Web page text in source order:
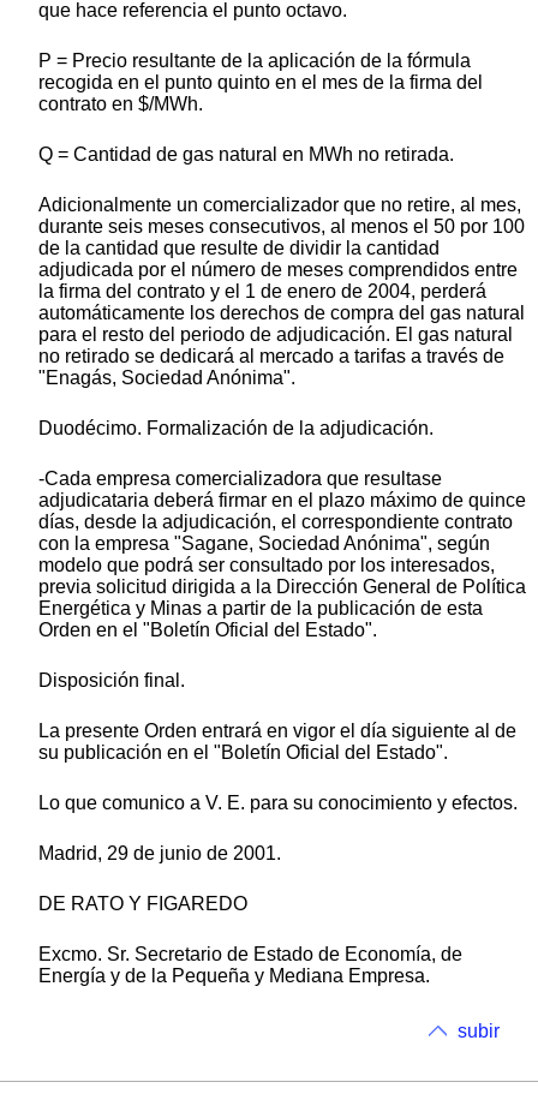
que hace referencia el punto octavo.
P = Precio resultante de la aplicación de la fórmula
recogida en el punto quinto en el mes de la firma del
contrato en $/MWh.
Q = Cantidad de gas natural en MWh no retirada.
Adicionalmente un comercializador que no retire, al mes,
durante seis meses consecutivos, al menos el 50 por 100
de la cantidad que resulte de dividir la cantidad
adjudicada por el número de meses comprendidos entre
la firma del contrato y el 1 de enero de 2004, perderá
automáticamente los derechos de compra del gas natural
para el resto del periodo de adjudicación. El gas natural
no retirado se dedicará al mercado a tarifas a través de
"Enagás, Sociedad Anónima".
Duodécimo. Formalización de la adjudicación.
-Cada empresa comercializadora que resultase
adjudicataria deberá firmar en el plazo máximo de quince
días, desde la adjudicación, el correspondiente contrato
con la empresa "Sagane, Sociedad Anónima", según
modelo que podrá ser consultado por los interesados,
previa solicitud dirigida a la Dirección General de Política
Energética y Minas a partir de la publicación de esta
Orden en el "Boletín Oficial del Estado".
Disposición final.
La presente Orden entrará en vigor el día siguiente al de
su publicación en el "Boletín Oficial del Estado".
Lo que comunico a V. E. para su conocimiento y efectos.
Madrid, 29 de junio de 2001.
DE RATO Y FIGAREDO
Excmo. Sr. Secretario de Estado de Economía, de
Energía y de la Pequeña y Mediana Empresa.
subir